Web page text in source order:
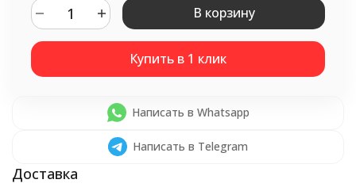
В корзину
Написать в Whatsapp
Написать в Telegram